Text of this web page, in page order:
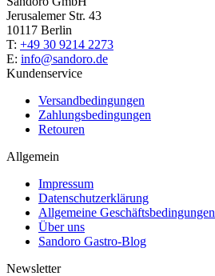
Jerusalemer Str. 43
10117 Berlin
T: +49 30 9214 2273
E: info@sandoro.de
Kundenservice
Versandbedingungen
Zahlungsbedingungen
Retouren
Allgemein
Impressum
Datenschutzerklärung
Allgemeine Geschäftsbedingungen
Über uns
Sandoro Gastro-Blog
Newsletter